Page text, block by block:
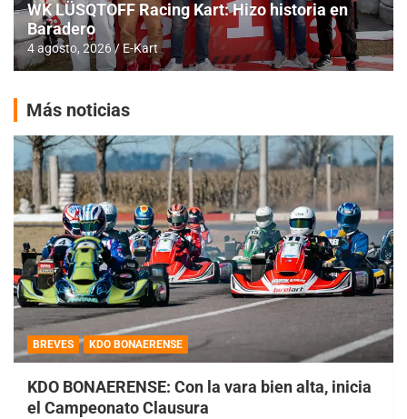
WK LÜSQTOFF Racing Kart: Hizo historia en
Baradero
4 agosto, 2026 E-Kart
Más noticias
BREVES KDO BONAERENSE
KDO BONAERENSE: Con la vara bien alta, inicia
el Campeonato Clausura